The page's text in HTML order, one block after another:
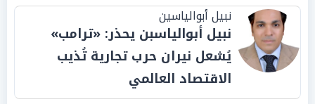
نبيل أبوالياسين
نبيل أبوالياسبن يحذر: «ترامب»
يُشعل نيران حرب تجارية تُذيب
الاقتصاد العالمي